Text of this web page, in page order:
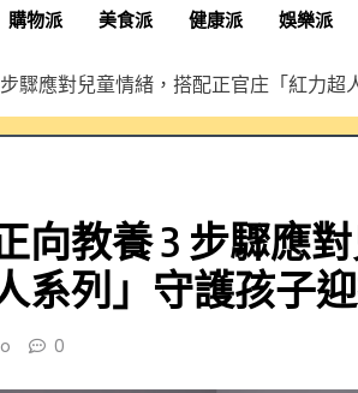
購物派 美食派 健康派 娛樂派
驟應對兒童情緒，搭配正官庄「紅力超
向教養 3 步驟應
系列」守護孩子
0